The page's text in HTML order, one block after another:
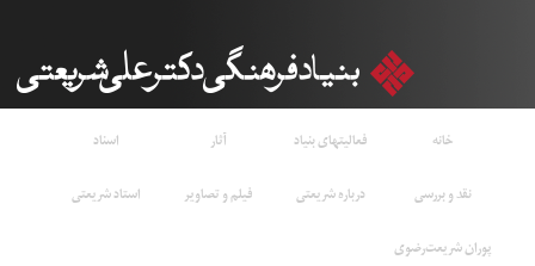
خانه فعالیتهای بنیاد آثار
اسناد
نقد و بررسی
درباره شریعتی فیلم و تصاویر
استاد شریعتی
پوران شریعت‌رضوی